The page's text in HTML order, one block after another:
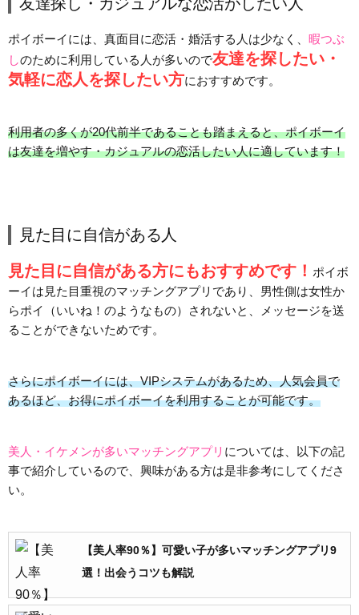
ポイボーイには、真面目に恋活・婚活する人は少なく、 暇つぶ
しのために利用している人が多いので友達を探したい・
気軽に恋人を探したい方におすすめです。
利用者の多くが20代前半であることも踏まえると、ポイボーイ
は友達を増やす・カジュアルの恋活したい人に適しています！
見た目に自信がある人
見た目に自信がある方にもおすすめです！ ポイボ
ーイは見た目重視のマッチングアプリであり、男性側は女性か
らポイ（いいね！のようなもの）されないと、メッセージを送
ることができないためです。
さらにポイボーイには、VIPシステムがあるため、人気会員で
あるほど、お得にポイボーイを利用することが可能です。
美人・イケメンが多いマッチングアプリ については、以下の記
事で紹介しているので、興味がある方は是非参考にしてくださ
い。
【美人率90％】可愛い子が多いマッチングアプリ9
選！出会うコツも解説